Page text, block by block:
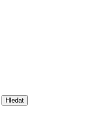
Hledat